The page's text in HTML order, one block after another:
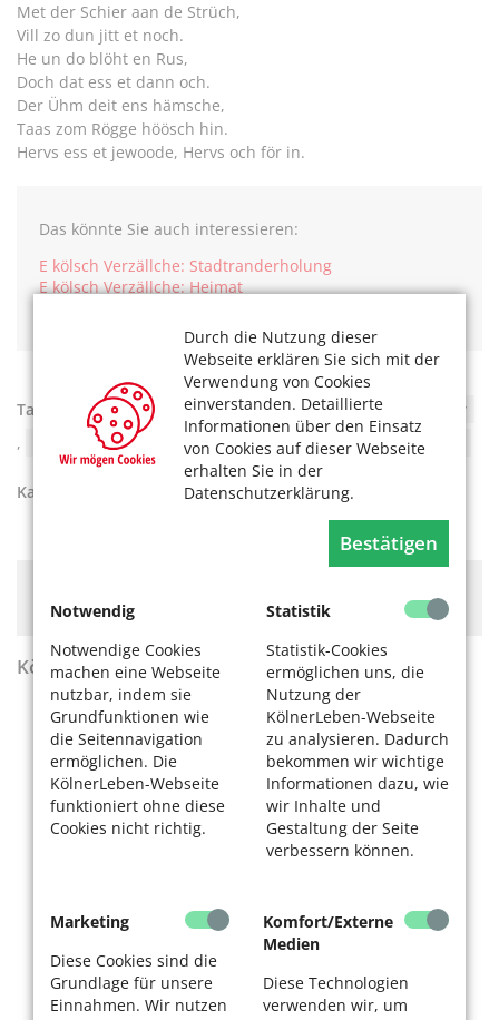
Durch die Nutzung dieser
Webseite erklären Sie sich mit der
Verwendung von Cookies
einverstanden. Detaillierte
Informationen über den Einsatz
von Cookies auf dieser Webseite
erhalten Sie in der
Datenschutzerklärung.
Bestätigen
Notwendig
Notwendige Cookies
machen eine Webseite
nutzbar, indem sie
Grundfunktionen wie
die Seitennavigation
ermöglichen. Die
KölnerLeben-Webseite
funktioniert ohne diese
Cookies nicht richtig.
Statistik
Statistik-Cookies
ermöglichen uns, die
Nutzung der
KölnerLeben-Webseite
zu analysieren. Dadurch
bekommen wir wichtige
Informationen dazu, wie
wir Inhalte und
Gestaltung der Seite
verbessern können.
Marketing
Diese Cookies sind die
Grundlage für unsere
Einnahmen. Wir nutzen
Komfort/Externe
Medien
Diese Technologien
verwenden wir, um
Met der Schier aan de Strüch,
Vill zo dun jitt et noch.
He un do blöht en Rus,
Doch dat ess et dann och.
Der Ühm deit ens hämsche,
Taas zom Rögge höösch hin.
Hervs ess et jewoode, Hervs och för in.
Das könnte Sie auch interessieren:
E kölsch Verzällche: Stadtranderholung
E kölsch Verzällche: Heimat
Tags: Dialekt , Gedicht , Herbst , Kölsch ,
Literatur
,
Mundart , Unterhaltung , Vergnügliches , Vorlesen
Kategorien: , Unser Köln
finanzieren. Bitte akzeptieren Sie dieCookie-Meldung
KölnerLeben Sommer 2026